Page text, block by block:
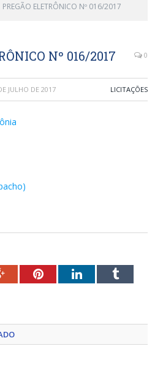
PREGÃO ELETRÔNICO Nº 016/2017
Nº 016/2017 0
JULHO DE 2017 LICITAÇÕES
Google+PinterestLinkedInTumblr